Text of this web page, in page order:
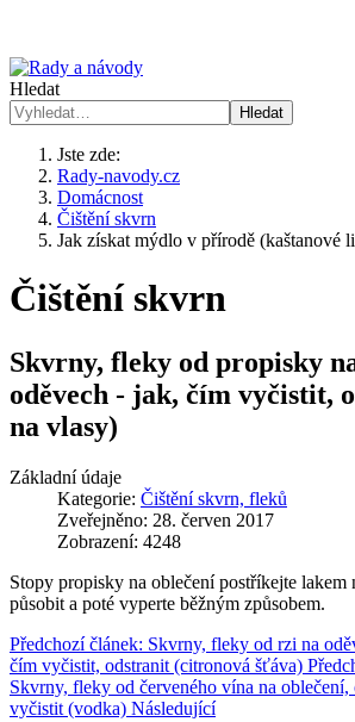
Hledat
Hledat
Jste zde:
Rady-navody.cz
Domácnost
Čištění skvrn
Jak získat mýdlo v přírodě (kaštanové
Čištění skvrn
Skvrny, fleky od propisky
oděvech - jak, čím vyčistit,
na vlasy)
Základní údaje
Kategorie: Čištění skvrn, fleků
Zveřejněno: 28. červen 2017
Zobrazení: 4248
Stopy propisky na oblečení postříkejte lakem
působit a poté vyperte běžným způsobem.
Předchozí článek: Skvrny, fleky od rzi na
čím vyčistit, odstranit (citronová šťáva)
Skvrny, fleky od červeného vína na
vyčistit (vodka) Následující